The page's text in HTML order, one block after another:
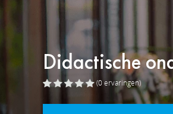
Didactische
(0ervaringen)